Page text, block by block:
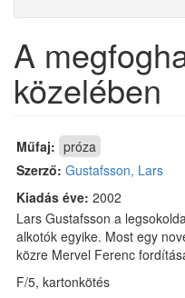
A
közelében
Műfaj: próza
Szerző: Gustafsson, Lars
Kiadás éve: 2002
Lars Gustafsson a
alkotók egyike. Most egy
közre Mervel Ferenc
F/5, kartonkötés